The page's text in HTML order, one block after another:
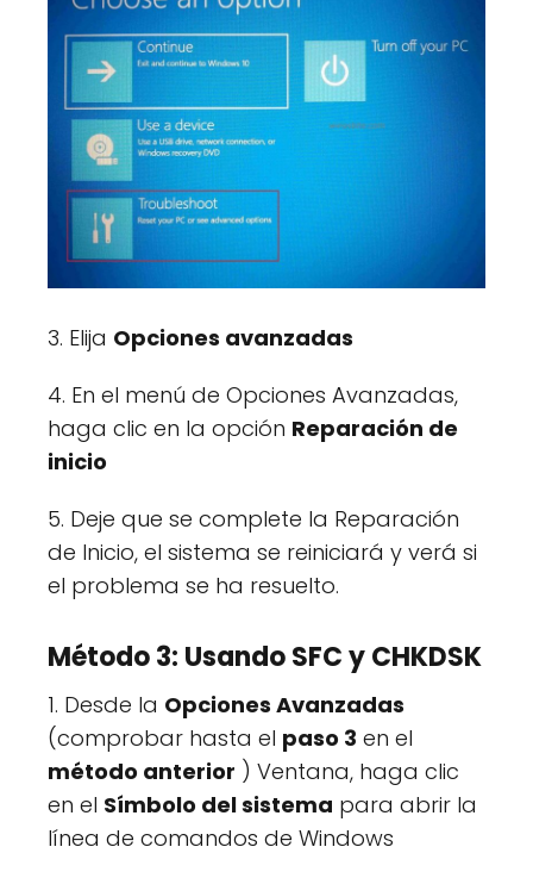
3. Elija Opciones avanzadas
4. En el menú de Opciones Avanzadas,
haga clic en la opción Reparación de
inicio
5. Deje que se complete la Reparación
de Inicio, el sistema se reiniciará y verá si
el problema se ha resuelto.
Método 3: Usando SFC y CHKDSK
1. Desde la Opciones Avanzadas
(comprobar hasta el paso 3 en el
método anterior ) Ventana, haga clic
en el Símbolo del sistema para abrir la
línea de comandos de Windows